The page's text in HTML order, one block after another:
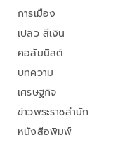
การเมือง
เปลว สีเงิน
คอลัมนิสต์
บทความ
เศรษฐกิจ
ข่าวพระราชสำนัก
หนังสือพิมพ์